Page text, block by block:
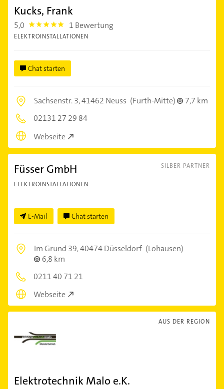
Kucks, Frank
5,0 5.0 1 Bewertung
ELEKTROINSTALLATIONEN
Chat starten
Sachsenstr. 3,41462 Neuss (Furth-Mitte)
7,7 km
02131 27 29 84
Webseite
SILBER PARTNER
Füsser GmbH
ELEKTROINSTALLATIONEN
E-Mail Chat starten
Im Grund 39,40474 Düsseldorf (Lohausen)
6,8 km
0211 40 71 21
Webseite
AUS DER REGION
Elektrotechnik Malo e.K.